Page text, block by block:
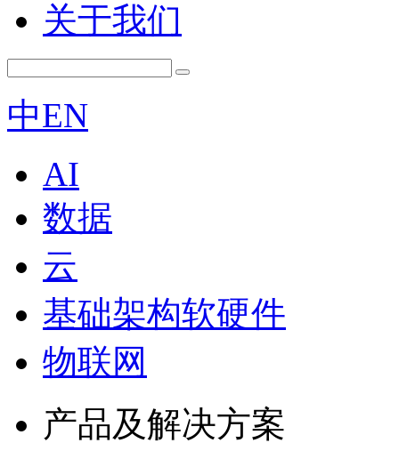
关于我们
中EN
AI
数据
云
基础架构软硬件
物联网
产品及解决方案